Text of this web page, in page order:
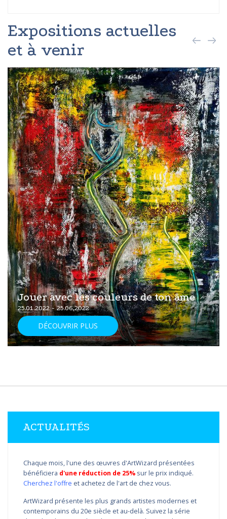
Expositions actuelles
et à venir
Jouer avec les couleurs de ton âme
25.01.2022 - 25.06.2022
DÉCOUVRIR PLUS
ACTUALITÉS
Chaque mois, l'une des œuvres d'ArtWizard présentées
bénéficiera d'une réduction de 25% sur le prix indiqué.
Cherchez l'offre et achetez de l'art de chez vous.
ArtWizard présente les plus grands artistes modernes et
contemporains du 20e siècle et au-delà. Suivez la série